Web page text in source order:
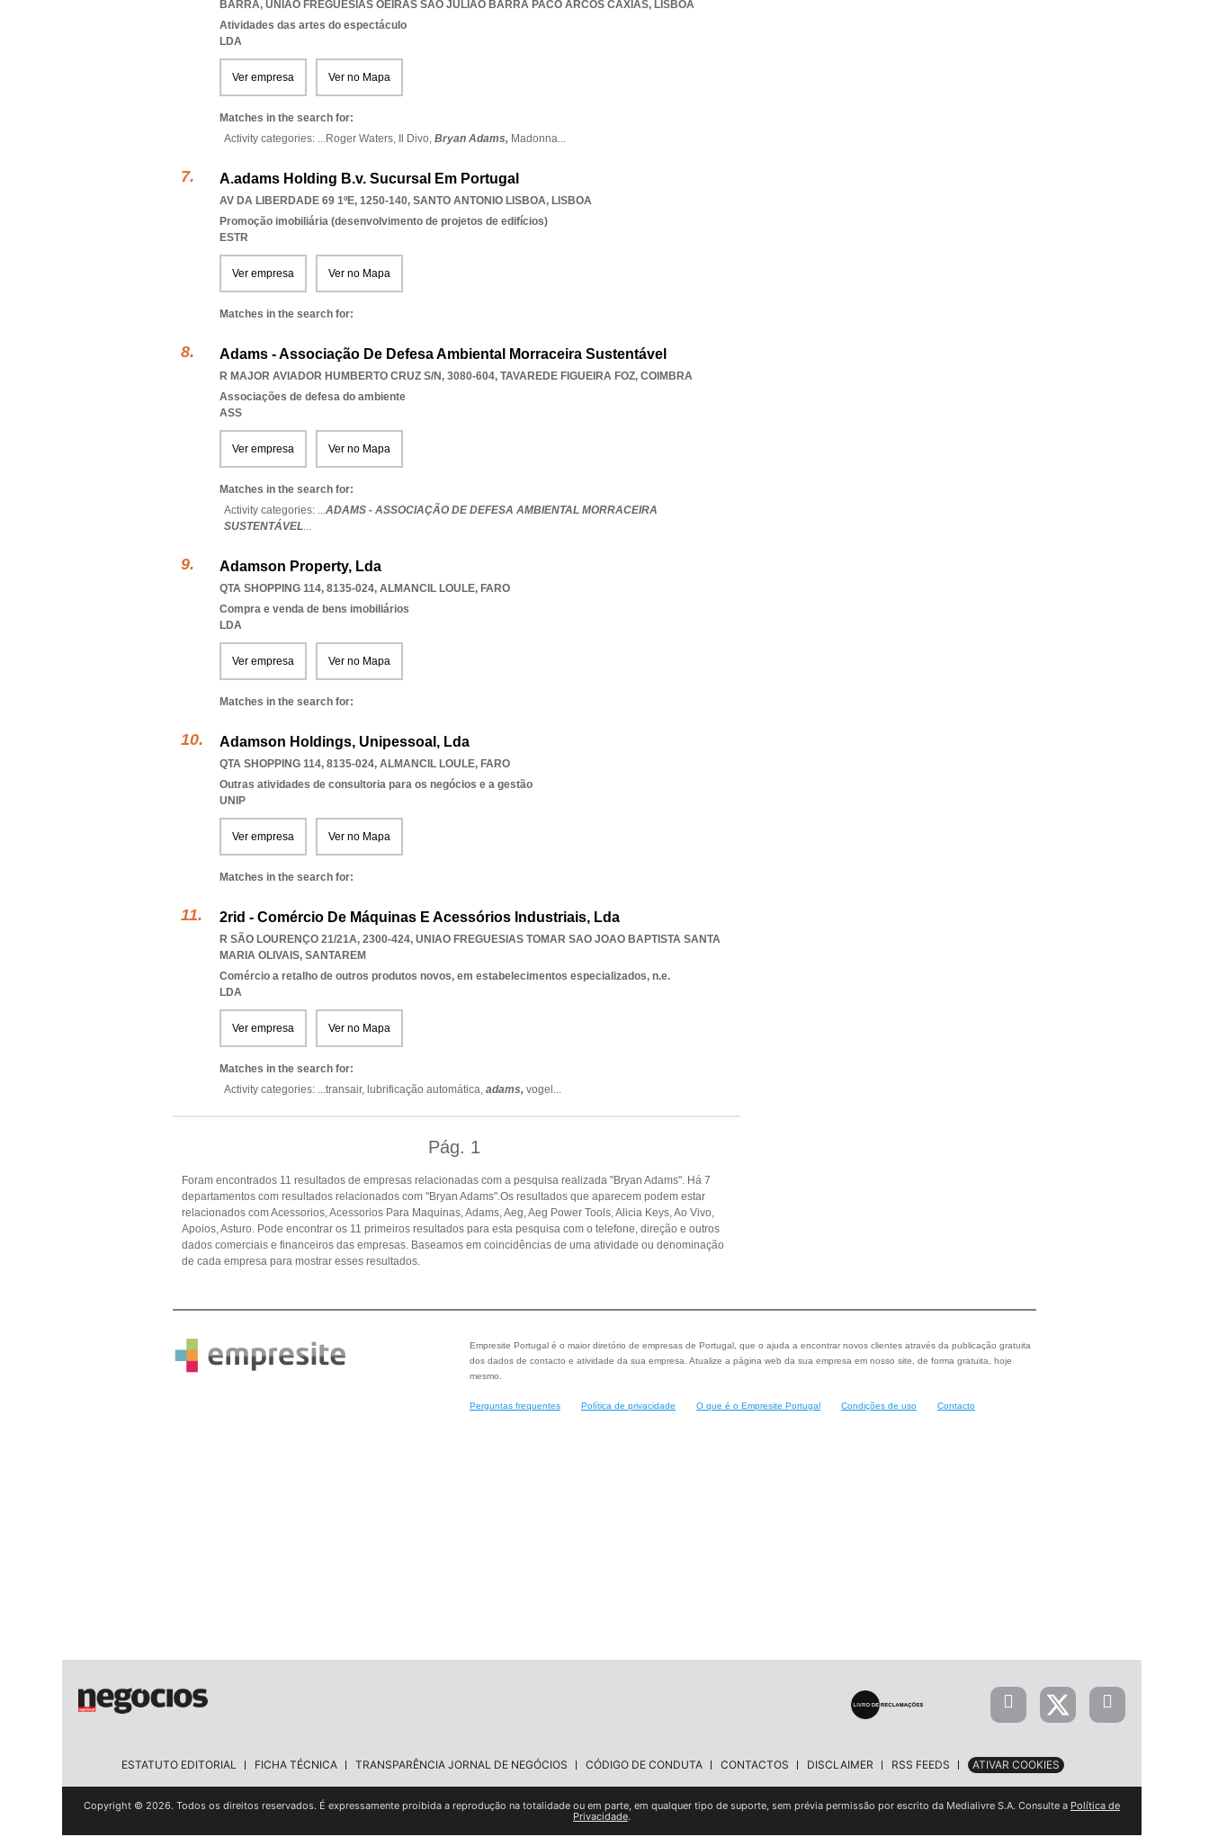
BARRA, UNIAO FREGUESIAS OEIRAS SAO JULIAO BARRA PACO ARCOS CAXIAS, LISBOA
Atividades das artes do espectáculo
LDA
Ver empresa Ver no Mapa
Matches in the search for:
Activity categories: ...Roger Waters, Il Divo, Bryan Adams, Madonna...
A.adams Holding B.v. Sucursal Em Portugal
AV DA LIBERDADE 69 1ºE, 1250-140, SANTO ANTONIO LISBOA, LISBOA
Promoção imobiliária (desenvolvimento de projetos de edifícios)
ESTR
Ver empresa Ver no Mapa
Matches in the search for:
Adams - Associação De Defesa Ambiental Morraceira Sustentável
R MAJOR AVIADOR HUMBERTO CRUZ S/N, 3080-604, TAVAREDE FIGUEIRA FOZ, COIMBRA
Associações de defesa do ambiente
ASS
Ver empresa Ver no Mapa
Matches in the search for:
Activity categories: ...ADAMS - ASSOCIAÇÃO DE DEFESA AMBIENTAL MORRACEIRA
SUSTENTÁVEL...
Adamson Property, Lda
QTA SHOPPING 114, 8135-024, ALMANCIL LOULE, FARO
Compra e venda de bens imobiliários
LDA
Ver empresa Ver no Mapa
Matches in the search for:
Adamson Holdings, Unipessoal, Lda
QTA SHOPPING 114, 8135-024, ALMANCIL LOULE, FARO
Outras atividades de consultoria para os negócios e a gestão
UNIP
Ver empresa Ver no Mapa
Matches in the search for:
2rid - Comércio De Máquinas E Acessórios Industriais, Lda
R SÃO LOURENÇO 21/21A, 2300-424, UNIAO FREGUESIAS TOMAR SAO JOAO BAPTISTA SANTA
MARIA OLIVAIS, SANTAREM
Comércio a retalho de outros produtos novos, em estabelecimentos especializados, n.e.
LDA
Ver empresa Ver no Mapa
Matches in the search for:
Activity categories: ...transair, lubrificação automática, adams, vogel ...
Pág. 1
Foram encontrados 11 resultados de empresas relacionadas com a pesquisa realizada "Bryan Adams". Há 7
departamentos com resultados relacionados com "Bryan Adams".Os resultados que aparecem podem estar
relacionados com Acessorios, Acessorios Para Maquinas, Adams, Aeg, Aeg Power Tools, Alicia Keys, Ao Vivo,
Apoios, Asturo. Pode encontrar os 11 primeiros resultados para esta pesquisa com o telefone, direção e outros
dados comerciais e financeiros das empresas. Baseamos em coincidências de uma atividade ou denominação
de cada empresa para mostrar esses resultados.
Empresite Portugal é o maior diretório de empresas de Portugal, que o ajuda a encontrar novos clientes através da publicação gratuita
dos dados de contacto e atividade da sua empresa. Atualize a página web da sua empresa em nosso site, de forma gratuita, hoje
mesmo.
Perguntas frequentes Política de privacidade O que é o Empresite Portugal Condições de uso Contacto